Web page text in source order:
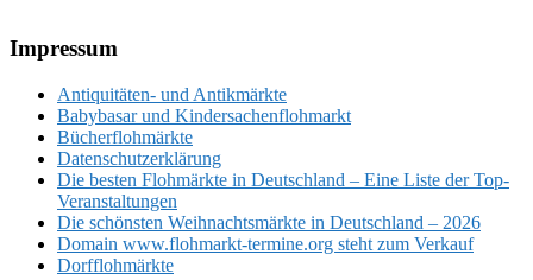
Footer
Impressum
Antiquitäten- und Antikmärkte
Babybasar und Kindersachenflohmarkt
Bücherflohmärkte
Datenschutzerklärung
Die besten Flohmärkte in Deutschland – Eine Liste der Top-
Veranstaltungen
Die schönsten Weihnachtsmärkte in Deutschland – 2026
Domain www.flohmarkt-termine.org steht zum Verkauf
Dorfflohmärkte